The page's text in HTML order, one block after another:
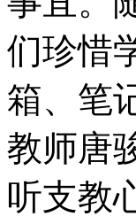
们珍惜
箱、笔
教师唐
听支教